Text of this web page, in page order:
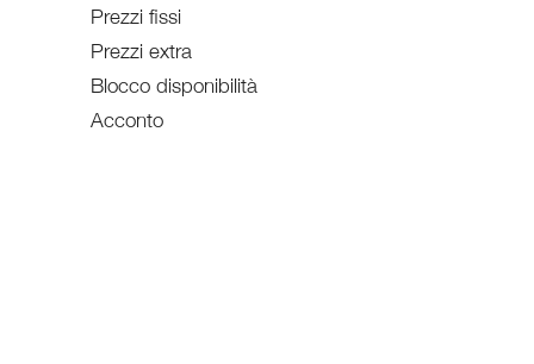
Prezzi fissi
Prezzi extra
Blocco disponibilità
Acconto